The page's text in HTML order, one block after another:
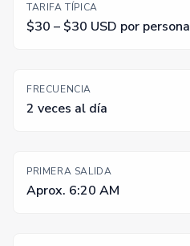
TARIFA TÍPICA
$30 – $30 USD por persona
FRECUENCIA
2 veces al día
PRIMERA SALIDA
Aprox. 6:20 AM